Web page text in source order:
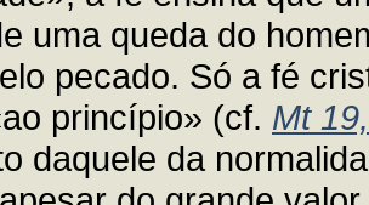
uma queda do
pecado. Só a fé
princípio» (cf. Mt
daquele da